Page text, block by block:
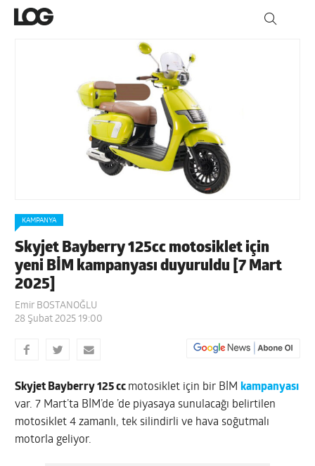
KAMPANYA
Skyjet Bayberry 125cc motosiklet için
yeni BİM kampanyası duyuruldu [7 Mart
2025]
Emir BOSTANOĞLU
28 Şubat 2025 19:00
Skyjet Bayberry 125 cc motosiklet için bir BİM kampanyası
var. 7 Mart’ta BİM’de ’de piyasaya sunulacağı belirtilen
motosiklet 4 zamanlı, tek silindirli ve hava soğutmalı
motorla geliyor.